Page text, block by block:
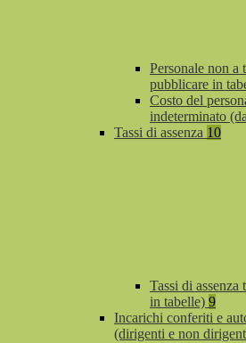
Personale non a
pubblicare in
Costo del
indeterminato
Tassi di assenza 10
Tassi di
in tabelle) 9
Incarichi conferiti e
(dirigenti e non